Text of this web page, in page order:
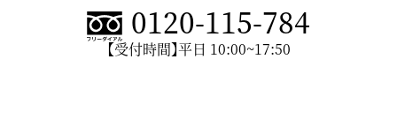
0120-115-784
【受付時間】平日 10:00~17:50